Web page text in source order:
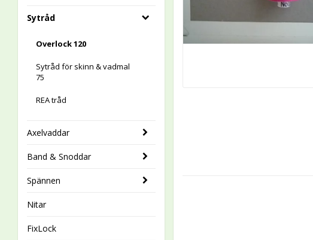
Sytråd
Overlock 120
Sytråd för skinn & vadmal
75
REA tråd
Axelvaddar
Band & Snoddar
Spännen
Nitar
FixLock